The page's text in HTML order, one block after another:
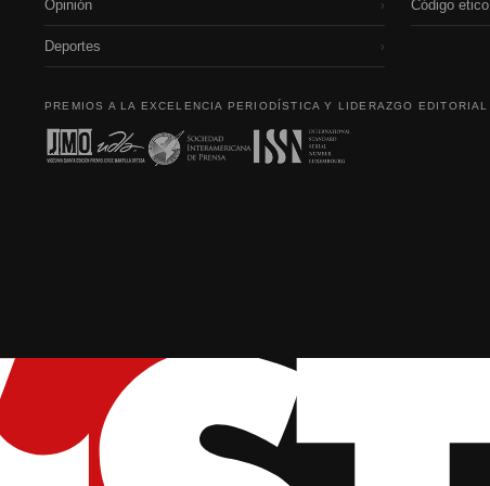
Opinión ›
Deportes ›
Código etico
PREMIOS A LA EXCELENCIA PERIODÍSTICA Y LIDERAZGO EDITORIAL